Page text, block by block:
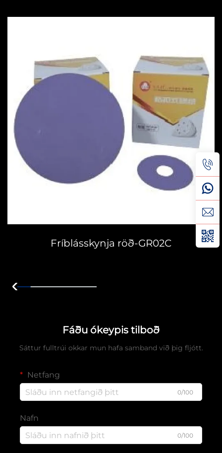
Fríblásskynja röð-GR02C
Fáðu ókeypis tilboð
Sáttur fulltrúi okkar mun hafa samband við þig fljótt.
Netfang
0/100
Nafn
0/100